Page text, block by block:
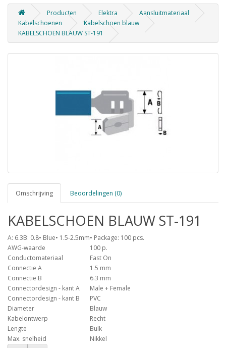
Producten Elektra
Aansluitmateriaal
Kabelschoenen
Kabelschoen blauw
KABELSCHOEN BLAUW ST-191
Omschrijving Beoordelingen (0)
KABELSCHOEN BLAUW ST-191
A: 6.3B: 0.8• Blue• 1.5-2.5mm• Package: 100 pcs.
AWG-waarde
100 p.
Conductomateriaal
Fast On
Connectie A
1.5 mm
Connectie B
6.3 mm
Connectordesign - kant A
Male + Female
Connectordesign - kant B
PVC
Diameter
Blauw
Kabelontwerp
Recht
Lengte
Bulk
Max. snelheid
Nikkel